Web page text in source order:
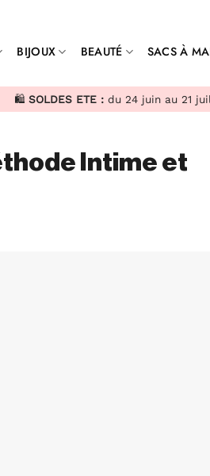
BIJOUX BEAUTÉ SACS À
🛍️ SOLDES ETE : du 24 juin au 21
Intime et